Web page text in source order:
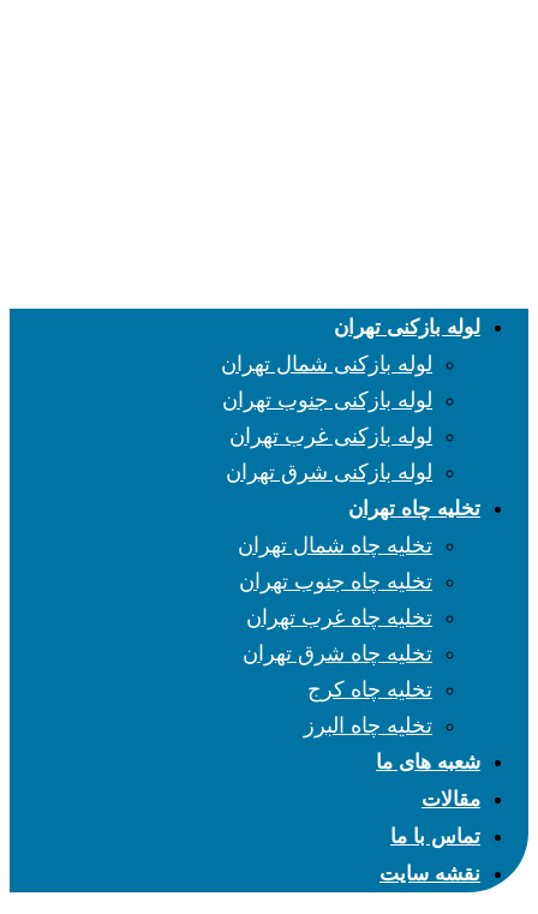
لوله بازکنی تهران
لوله بازکنی شمال تهران
لوله بازکنی جنوب تهران
لوله بازکنی غرب تهران
لوله بازکنی شرق تهران
تخلیه چاه تهران
تخلیه چاه شمال تهران
تخلیه چاه جنوب تهران
تخلیه چاه غرب تهران
تخلیه چاه شرق تهران
تخلیه چاه کرج
تخلیه چاه البرز
شعبه های ما
مقالات
تماس با ما
نقشه سایت